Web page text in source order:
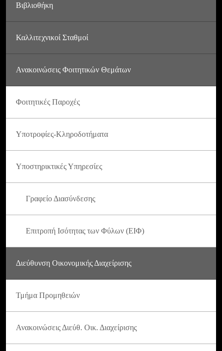
Βιβλιοθήκη
Καλλιτεχνικοί Σταθμοί
Ανακοινώσεις Φοιτητικών Θεμάτων
Φοιτητικές Παροχές
Υποτροφίες-Κληροδοτήματα
Υποστηρικτικές Υπηρεσίες
Γραφείο Διασύνδεσης
Επιτροπή Ισότητας των Φύλων (ΕΙΦ)
Διεύθυνση Οικονομικής Διαχείρισης
Τμήμα Προμηθειών
Ανακοινώσεις Διεύθ. Οικ. Διαχείρισης